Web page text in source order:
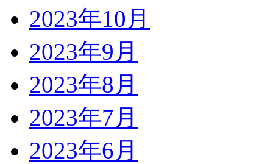
2023年10月
2023年9月
2023年8月
2023年7月
2023年6月